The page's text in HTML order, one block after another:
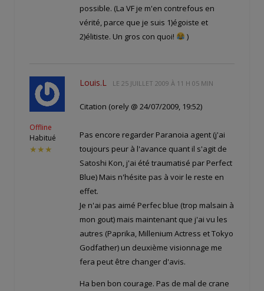
possible. (La VF je m'en contrefous en
vérité, parce que je suis 1)égoiste et
2)élitiste. Un gros con quoi!
)
Offline
Habitué
★★★
Louis.L LE 25 JUILLET 2009 À 11 H 05 MIN
Citation (orely @ 24/07/2009, 19:52)
Pas encore regarder Paranoia agent (j'ai
toujours peur à l'avance quant il s'agit de
Satoshi Kon, j'ai été traumatisé par Perfect
Blue) Mais n'hésite pas à voir le reste en
effet.
Je n'ai pas aimé Perfec blue (trop malsain à
mon gout) mais maintenant que j'ai vu les
autres (Paprika, Millenium Actress et Tokyo
Godfather) un deuxième visionnage me
fera peut être changer d'avis.
Ha ben bon courage. Pas de mal de crane